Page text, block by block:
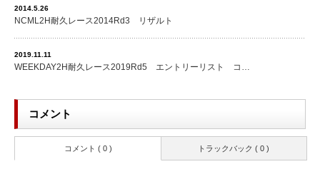
2014.5.26
NCML2H耐久レース2014Rd3 リザルト
2019.11.11
WEEKDAY2H耐久レース2019Rd5 エントリーリスト コ…
コメント
トラックバック ( 0 )
コメント ( 0 )